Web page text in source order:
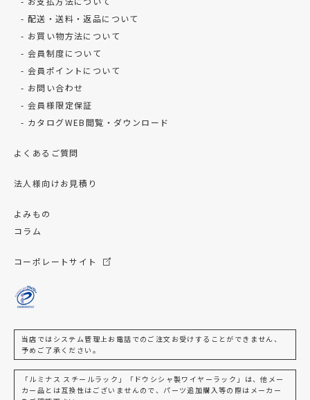
配送・送料・返品について
お買い物方法について
会員制度について
会員ポイントについて
お問い合わせ
会員様限定保証
カタログWEB閲覧・ダウンロード
よくあるご質問
法人様向けお見積り
よみもの
コラム
コーポレートサイト
当店ではシステム管理上お電話でのご注文お受けすることができません、
予めご了承ください。
「ルミナス スチールラック」「ドウシシャ製ワイヤーラック」は、他メー
カー品とは互換性はございませんので、パーツ追加購入等の際はメーカー